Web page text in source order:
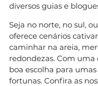
diversos guias e
Seja no norte, no sul,
oferece cenários
caminhar na areia,
redondezas. Com uma
boa escolha para
fortunas. Confira as